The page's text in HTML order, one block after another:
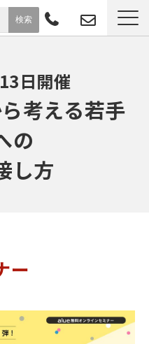
情報
日開催
考える若手
の
し方
ー